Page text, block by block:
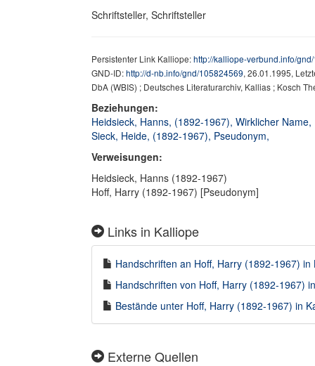
Schriftsteller, Schriftsteller
Persistenter Link Kalliope:http://kalliope-verbund.info/
GND-ID:http://d-nb.info/gnd/105824569, 26.01.1995,
DbA (WBIS) ; Deutsches Literaturarchiv, Kallias ; Kosch
Beziehungen:
Heidsieck, Hanns, (1892-1967), Wirklicher Name,
Sieck, Heide, (1892-1967), Pseudonym,
Verweisungen:
Heidsieck, Hanns (1892-1967)
Hoff, Harry (1892-1967) [Pseudonym]
Links in Kalliope
Handschriften an Hoff, Harry (1892-1967) in
Handschriften von Hoff, Harry (1892-1967)
Bestände unter Hoff, Harry (1892-1967) in
Externe Quellen